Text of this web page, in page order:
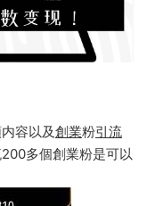
容以及創業粉引流
多個創業粉是可以